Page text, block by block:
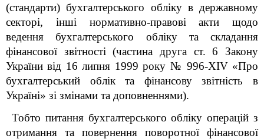
(стандарти) бухгалтерського обліку в державному
секторі, інші нормативно-правові акти щодо
ведення бухгалтерського обліку та складання
фінансової звітності (частина друга ст. 6 Закону
України від 16 липня 1999 року № 996-XIV «Про
бухгалтерський облік та фінансову звітність в
Україні» зі змінами та доповненнями).
Тобто питання бухгалтерського обліку операцій з
отримання та повернення поворотної фінансової